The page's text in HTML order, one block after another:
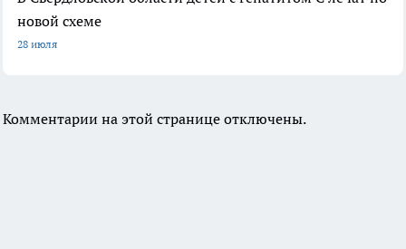
новой схеме
28 июля
Комментарии на этой странице отключены.